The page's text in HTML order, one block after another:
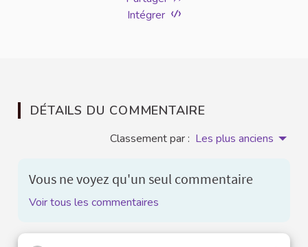
Intégrer
DÉTAILS DU COMMENTAIRE
Classement par : Les plus anciens
Vous ne voyez qu'un seul commentaire
Voir tous les commentaires